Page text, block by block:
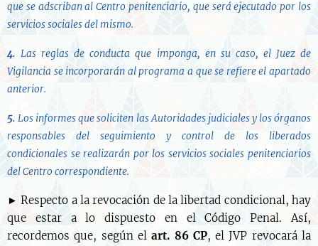
que se adscriban al Centro penitenciario, que será ejecutado por los
servicios sociales del mismo.
4. Las reglas de conducta que imponga, en su caso, el Juez de
Vigilancia se incorporarán al programa a que se refiere el apartado
anterior.
5. Los informes que soliciten las Autoridades judiciales y los órganos
responsables del seguimiento y control de los liberados
condicionales se realizarán por los servicios sociales penitenciarios
del Centro correspondiente.
► Respecto a la revocación de la libertad condicional, hay
que estar a lo dispuesto en el Código Penal. Así,
recordemos que, según elart. 86 CP, el JVP revocará la